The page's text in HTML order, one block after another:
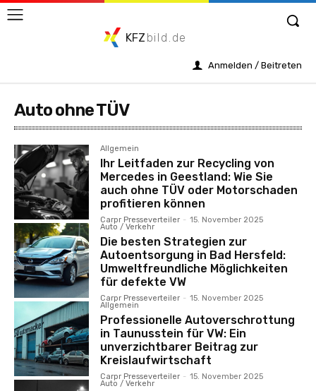
KFZ bild.de
Anmelden / Beitreten
Auto ohne TÜV
Allgemein
Ihr Leitfaden zur Recycling von
Mercedes in Geestland: Wie Sie
auch ohne TÜV oder Motorschaden
profitieren können
Carpr Presseverteiler - 15. November 2025
Auto / Verkehr
Die besten Strategien zur
Autoentsorgung in Bad Hersfeld:
Umweltfreundliche Möglichkeiten
für defekte VW
Carpr Presseverteiler - 15. November 2025
Allgemein
Professionelle Autoverschrottung
in Taunusstein für VW: Ein
unverzichtbarer Beitrag zur
Kreislaufwirtschaft
Carpr Presseverteiler - 15. November 2025
Auto / Verkehr